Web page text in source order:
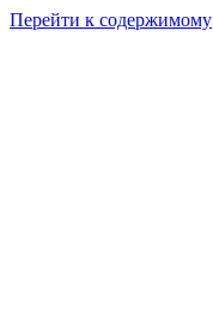
Перейти к содержимому